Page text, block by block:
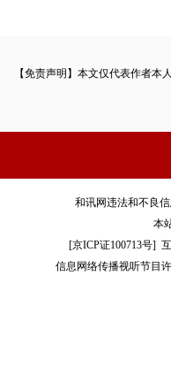
【免责声明】本文仅代表作者
和讯网违法和不良信
本
[京ICP证100713号]
信息网络传播视听节目